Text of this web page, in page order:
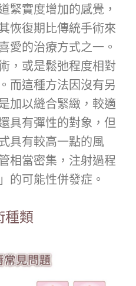
緊實度增加的感覺，
恢復期比傳統手術來
愛的治療方式之一。
，或是鬆弛程度相對
而這種方法因沒有另
加以縫合緊緻，較適
具有彈性的對象，但
具有較高一點的風
相當密集，注射過程
的可能性併發症。
種類